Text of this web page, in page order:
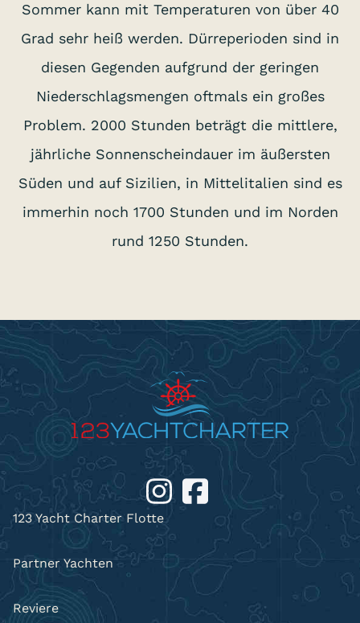
Sommer kann mit Temperaturen von über 40
Grad sehr heiß werden. Dürreperioden sind in
diesen Gegenden aufgrund der geringen
Niederschlagsmengen oftmals ein großes
Problem. 2000 Stunden beträgt die mittlere,
jährliche Sonnenscheindauer im äußersten
Süden und auf Sizilien, in Mittelitalien sind es
immerhin noch 1700 Stunden und im Norden
rund 1250 Stunden.
123 Yacht Charter Flotte
Partner Yachten
Reviere